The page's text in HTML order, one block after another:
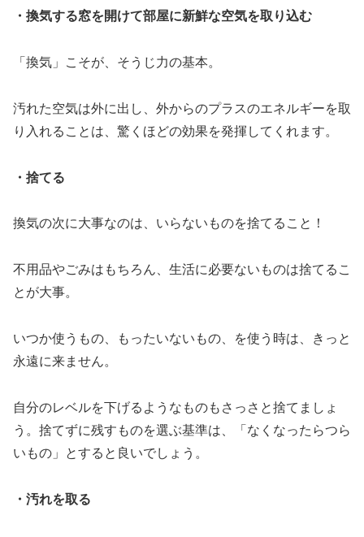
・換気する窓を開けて部屋に新鮮な空気を取り込む
「換気」こそが、そうじ力の基本。
汚れた空気は外に出し、外からのプラスのエネルギーを取
り入れることは、驚くほどの効果を発揮してくれます。
・捨てる
換気の次に大事なのは、いらないものを捨てること！
不用品やごみはもちろん、生活に必要ないものは捨てるこ
とが大事。
いつか使うもの、もったいないもの、を使う時は、きっと
永遠に来ません。
自分のレベルを下げるようなものもさっさと捨てましょ
う。捨てずに残すものを選ぶ基準は、「なくなったらつら
いもの」とすると良いでしょう。
・汚れを取る